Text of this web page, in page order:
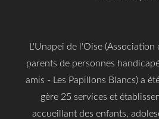
L'Unapei de l'Oise
parents de personnes
amis - Les Papillons Blancs) a
gère 25 services et
accueillant des enfants,